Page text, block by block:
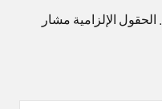
الحقول الإلزامية مشار